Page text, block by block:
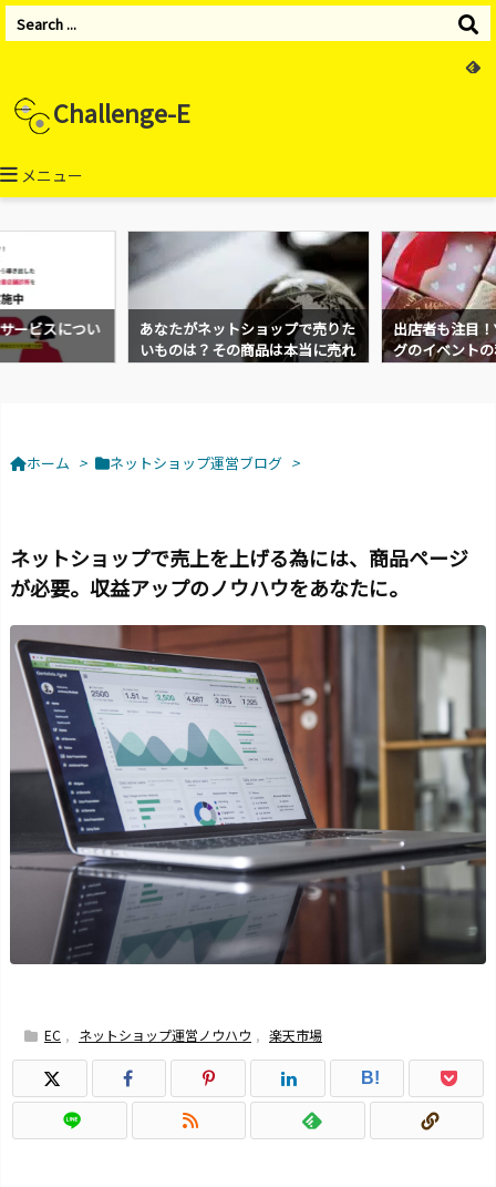
Challenge-E
メニュー
ービスについ
あなたがネットショップで売りた
いものは？その商品は本当に売れ
るのか。
出店者も注目
グのイベント
ホーム > ネットショップ運営ブログ >
ネットショップで売上を上げる為には、商品ページ
が必要。収益アップのノウハウをあなたに。
EC , ネットショップ運営ノウハウ , 楽天市場
B!